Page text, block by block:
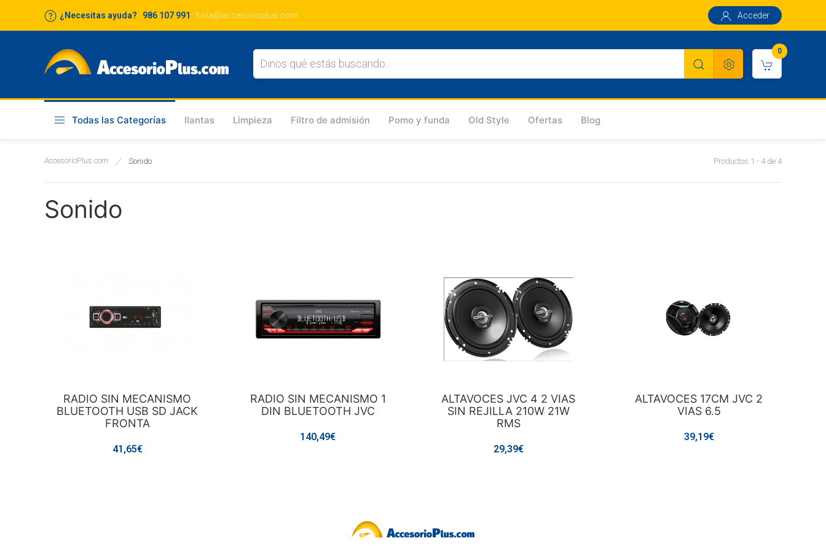
¿Necesitas ayuda? 986 107 991 hola@accesorioplus.com Acceder
0
Todas las Categorías llantas Limpieza Filtro de admisión Pomo y funda Old Style Ofertas Blog
AccesorioPlus.com Sonido Productos 1 - 4 de 4
Sonido
RADIO SIN MECANISMO
BLUETOOTH USB SD JACK
FRONTA
41,65€
RADIO SIN MECANISMO 1
DIN BLUETOOTH JVC
140,49€
ALTAVOCES JVC 4 2 VIAS
SIN REJILLA 210W 21W
RMS
29,39€
ALTAVOCES 17CM JVC 2
VIAS 6.5
39,19€